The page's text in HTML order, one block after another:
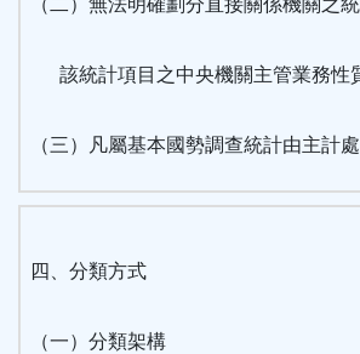
（二）無法明確劃分直接關係機關之
該統計項目之中央機關主管業務性
（三）凡屬基本國勢調查統計由主計
四、分類方式
（一）分類架構